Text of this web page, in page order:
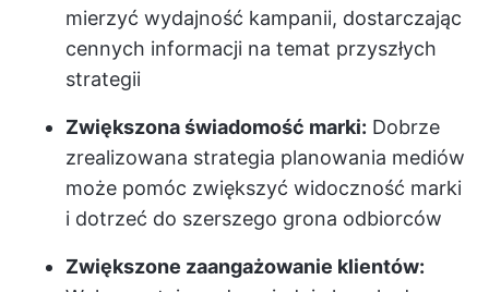
mierzyć wydajność kampanii, dostarczając
cennych informacji na temat przyszłych
strategii
Zwiększona świadomość marki: Dobrze
zrealizowana strategia planowania mediów
może pomóc zwiększyć widoczność marki
i dotrzeć do szerszego grona odbiorców
Zwiększone zaangażowanie klientów: